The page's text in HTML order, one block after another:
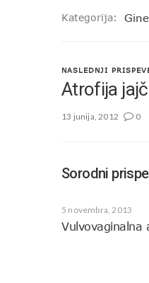
Kategorija:
NASLEDNJI
Atrofija
13 junija, 2012 0
Sorodni
5 novembra, 2013
Vulvovaginalna